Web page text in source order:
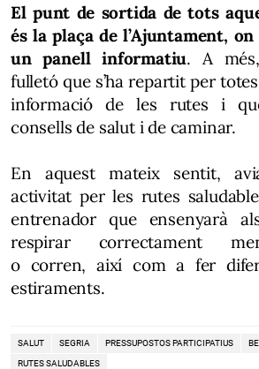
El punt de sortida de tots
és la plaça de l’Ajuntament, on
un panell informatiu. A
fulletó que s’ha repartit per
informació de les rutes i
consells de salut i de caminar.
En aquest mateix sentit,
activitat per les rutes
entrenador que ensenyarà
respirar correctament
o corren, així com a fer
estiraments.
SALUT SEGRIA PRESSUPOSTOS PARTICIPATIUS
RUTES SALUDABLES